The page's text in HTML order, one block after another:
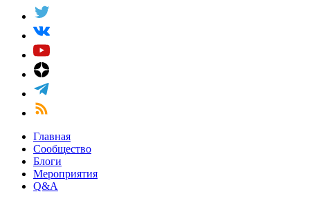
Главная
Сообщество
Блоги
Мероприятия
Q&A